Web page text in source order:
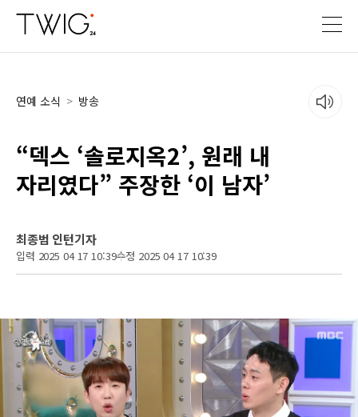
연예 소식 > 방송
“덱스 ‘솔로지옥2’, 원래 내
자리였다” 주장한 ‘이 남자’
최종범 인턴기자
입력 2025 04 17 10:39수정 2025 04 17 10:39